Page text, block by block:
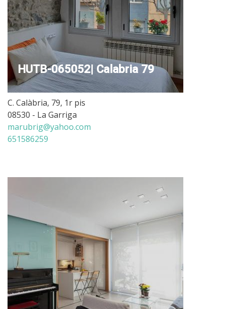
HUTB-065052| Calabria 79
C. Calàbria, 79, 1r pis
08530 - La Garriga
marubrig@yahoo.com
651586259